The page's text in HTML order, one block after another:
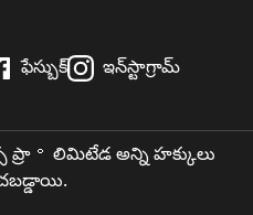
ఫేస్బుక్ ఇన్‌స్టాగ్రామ్
ప్రా॰ లిమిటేడ అన్ని హక్కులు